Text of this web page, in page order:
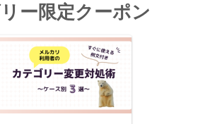
ー限定クーポン